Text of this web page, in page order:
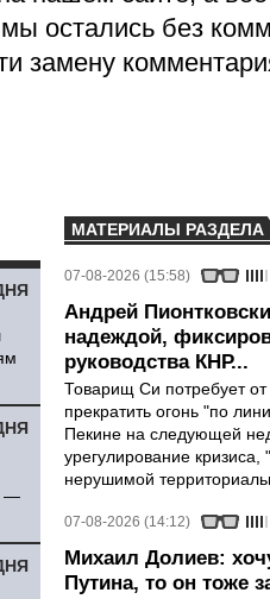
остались без
замену
—
МАТЕРИАЛЫ РАЗДЕЛА
07-08-2026 (15:58)
Андрей
надеждой,
руководства КНР...
Товарищ Си потребует
прекратить огонь "по
Пекине на следующей
урегулирование
нерушимой
07-08-2026 (14:12)
Михаил Долиев:
Путина, то он тоже